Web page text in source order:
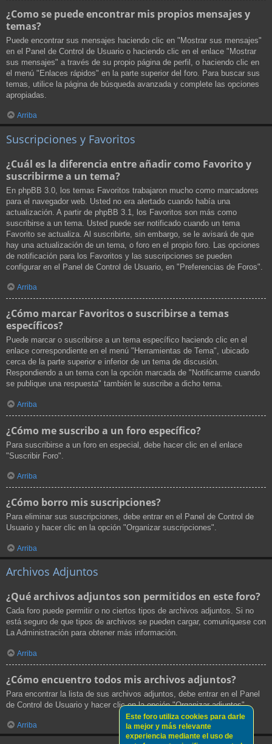
¿Como se puede encontrar mis propios mensajes y
temas?
Puede encontrar sus mensajes haciendo clic en "Mostrar sus mensajes"
en el Panel de Control de Usuario o haciendo clic en el enlace "Mostrar
sus mensajes" a través de su propio página de perfil, o haciendo clic en
el menú "Enlaces rápidos" en la parte superior del foro. Para buscar sus
temas, utilice la página de búsqueda avanzada y complete las opciones
apropiadas.
Arriba
Suscripciones y Favoritos
¿Cuál es la diferencia entre añadir como Favorito y
suscribirme a un tema?
En phpBB 3.0, los temas Favoritos trabajaron mucho como marcadores
para el navegador web. Usted no era alertado cuando había una
actualización. A partir de phpBB 3.1, los Favoritos son más como
suscribirse a un tema. Usted puede ser notificado cuando un tema
Favorito se actualiza. Al suscribirte, sin embargo, se le avisará de que
hay una actualización de un tema, o foro en el propio foro. Las opciones
de notificación para los Favoritos y las suscripciones se pueden
configurar en el Panel de Control de Usuario, en "Preferencias de Foros".
Arriba
¿Cómo marcar Favoritos o suscribirse a temas
específicos?
Puede marcar o suscribirse a un tema específico haciendo clic en el
enlace correspondiente en el menú "Herramientas de Tema", ubicado
cerca de la parte superior e inferior de un tema de discusión.
Respondiendo a un tema con la opción marcada de "Notificarme cuando
se publique una respuesta" también le suscribe a dicho tema.
Arriba
¿Cómo me suscribo a un foro específico?
Para suscribirse a un foro en especial, debe hacer clic en el enlace
"Suscribir Foro".
Arriba
¿Cómo borro mis suscripciones?
Para eliminar sus suscripciones, debe entrar en el Panel de Control de
Usuario y hacer clic en la opción "Organizar suscripciones".
Arriba
Archivos Adjuntos
¿Qué archivos adjuntos son permitidos en este foro?
Cada foro puede permitir o no ciertos tipos de archivos adjuntos. Si no
está seguro de que tipos de archivos se pueden cargar, comuníquese con
La Administración para obtener más información.
Arriba
¿Cómo encuentro todos mis archivos adjuntos?
Para encontrar la lista de sus archivos adjuntos, debe entrar en el Panel
de Control de Usuario y hacer clic en la opción "Organizar adjuntos".
Arriba
Este foro utiliza cookies para darle
la mejor y más relevante
experiencia mediante el uso de